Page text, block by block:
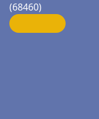
(68460)